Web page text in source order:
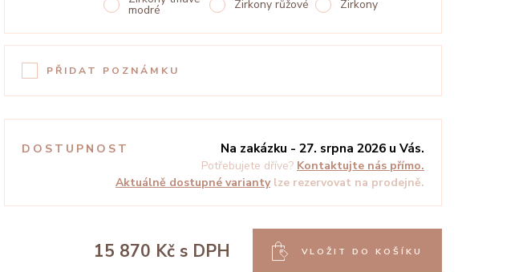
modré Zirkony růžové Zirkony
PŘIDAT POZNÁMKU
DOSTUPNOST Na zakázku - 27. srpna 2026 u Vás.
Potřebujete dříve? Kontaktujte nás přímo.
Aktuálně dostupné varianty lze rezervovat na prodejně.
15 870 Kč s DPH VLOŽIT DO KOŠÍKU